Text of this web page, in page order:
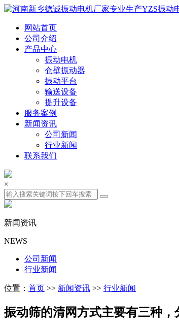
网站首页
公司介绍
产品中心
振动电机
仓壁振动器
振动平台
输送设备
提升设备
服务案例
新闻资讯
公司新闻
行业新闻
联系我们
×
新闻资讯
NEWS
公司新闻
行业新闻
位置： 首页 >> 新闻资讯 >> 行业新闻
振动筛的清网方式主要有三种